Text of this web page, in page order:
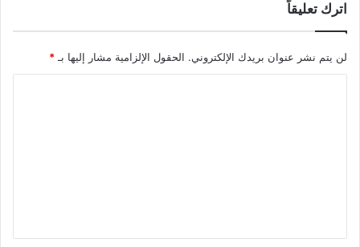
اترك تعليقاً
لن يتم نشر عنوان بريدك الإلكتروني. الحقول الإلزامية مشار إليها بـ*